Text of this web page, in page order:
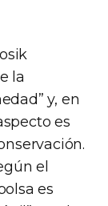
la
y, en
es
el
es